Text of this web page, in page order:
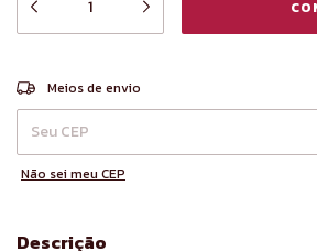
Entregas para o CEP:
Meios de envio
Não sei meu CEP
Descrição